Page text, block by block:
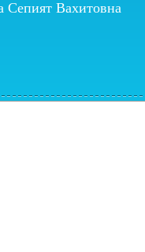
Сепият Вахитовна